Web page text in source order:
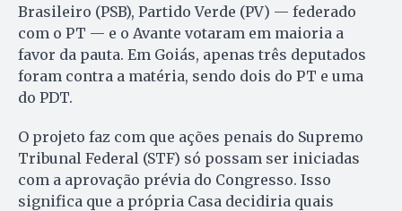
Brasileiro (PSB), Partido Verde (PV) — federado
com o PT — e o Avante votaram em maioria a
favor da pauta. Em Goiás, apenas três deputados
foram contra a matéria, sendo dois do PT e uma
do PDT.
O projeto faz com que ações penais do Supremo
Tribunal Federal (STF) só possam ser iniciadas
com a aprovação prévia do Congresso. Isso
significa que a própria Casa decidiria quais